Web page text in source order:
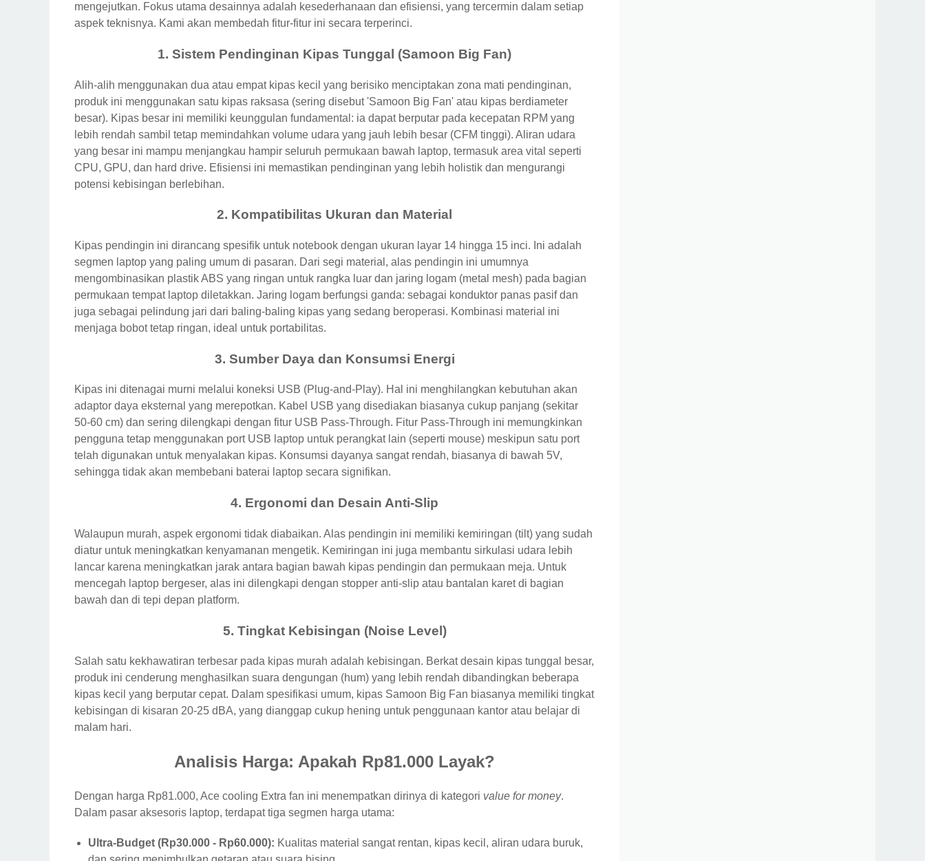
mengejutkan. Fokus utama desainnya adalah kesederhanaan dan efisiensi, yang tercermin dalam setiap
aspek teknisnya. Kami akan membedah fitur-fitur ini secara terperinci.
1. Sistem Pendinginan Kipas Tunggal (Samoon Big Fan)
Alih-alih menggunakan dua atau empat kipas kecil yang berisiko menciptakan zona mati pendinginan,
produk ini menggunakan satu kipas raksasa (sering disebut 'Samoon Big Fan' atau kipas berdiameter
besar). Kipas besar ini memiliki keunggulan fundamental: ia dapat berputar pada kecepatan RPM yang
lebih rendah sambil tetap memindahkan volume udara yang jauh lebih besar (CFM tinggi). Aliran udara
yang besar ini mampu menjangkau hampir seluruh permukaan bawah laptop, termasuk area vital seperti
CPU, GPU, dan hard drive. Efisiensi ini memastikan pendinginan yang lebih holistik dan mengurangi
potensi kebisingan berlebihan.
2. Kompatibilitas Ukuran dan Material
Kipas pendingin ini dirancang spesifik untuk notebook dengan ukuran layar 14 hingga 15 inci. Ini adalah
segmen laptop yang paling umum di pasaran. Dari segi material, alas pendingin ini umumnya
mengombinasikan plastik ABS yang ringan untuk rangka luar dan jaring logam (metal mesh) pada bagian
permukaan tempat laptop diletakkan. Jaring logam berfungsi ganda: sebagai konduktor panas pasif dan
juga sebagai pelindung jari dari baling-baling kipas yang sedang beroperasi. Kombinasi material ini
menjaga bobot tetap ringan, ideal untuk portabilitas.
3. Sumber Daya dan Konsumsi Energi
Kipas ini ditenagai murni melalui koneksi USB (Plug-and-Play). Hal ini menghilangkan kebutuhan akan
adaptor daya eksternal yang merepotkan. Kabel USB yang disediakan biasanya cukup panjang (sekitar
50-60 cm) dan sering dilengkapi dengan fitur USB Pass-Through. Fitur Pass-Through ini memungkinkan
pengguna tetap menggunakan port USB laptop untuk perangkat lain (seperti mouse) meskipun satu port
telah digunakan untuk menyalakan kipas. Konsumsi dayanya sangat rendah, biasanya di bawah 5V,
sehingga tidak akan membebani baterai laptop secara signifikan.
4. Ergonomi dan Desain Anti-Slip
Walaupun murah, aspek ergonomi tidak diabaikan. Alas pendingin ini memiliki kemiringan (tilt) yang sudah
diatur untuk meningkatkan kenyamanan mengetik. Kemiringan ini juga membantu sirkulasi udara lebih
lancar karena meningkatkan jarak antara bagian bawah kipas pendingin dan permukaan meja. Untuk
mencegah laptop bergeser, alas ini dilengkapi dengan stopper anti-slip atau bantalan karet di bagian
bawah dan di tepi depan platform.
5. Tingkat Kebisingan (Noise Level)
Salah satu kekhawatiran terbesar pada kipas murah adalah kebisingan. Berkat desain kipas tunggal besar,
produk ini cenderung menghasilkan suara dengungan (hum) yang lebih rendah dibandingkan beberapa
kipas kecil yang berputar cepat. Dalam spesifikasi umum, kipas Samoon Big Fan biasanya memiliki tingkat
kebisingan di kisaran 20-25 dBA, yang dianggap cukup hening untuk penggunaan kantor atau belajar di
malam hari.
Analisis Harga: Apakah Rp81.000 Layak?
Dengan harga Rp81.000, Ace cooling Extra fan ini menempatkan dirinya di kategori value for money.
Dalam pasar aksesoris laptop, terdapat tiga segmen harga utama:
Ultra-Budget (Rp30.000 - Rp60.000): Kualitas material sangat rentan, kipas kecil, aliran udara buruk,